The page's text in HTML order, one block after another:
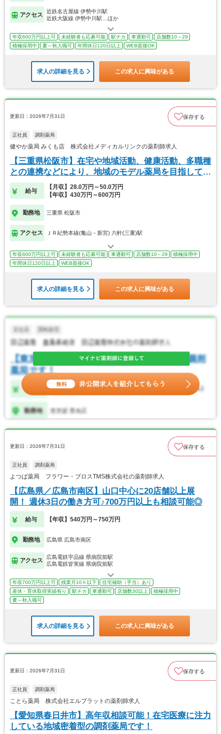
アクセス
近鉄名古屋線 伊勢中川駅
近鉄大阪線 伊勢中川駅…ほか
年収600万円以上可 未経験者も応募可能 駅チカ 車通勤可
店舗数10～29
積極採用中
夏～秋入職可 年間休日120日以上 WEB面接OK
求人の詳細を見る この求人に興味がある
更新日：2026年7月31日 保存する
正社員 調剤薬局
健やか薬局 みくも店 株式会社メディカルリンクの薬剤師求人
【三重県松阪市】在宅や地域活動、健康活動、多職種
との連携などにより、地域のモデル薬局を目指してい
ます
給与
【月収】28.0万円～50.0万円
【年収】430万円～600万円
勤務地 三重県 松阪市
アクセス ＪＲ紀勢本線(亀山－新宮) 六軒(三重)駅
年収600万円以上可 未経験者も応募可能 車通勤可 店舗数10～29
積極採用中
年間休日120日以上
WEB面接OK
求人の詳細を見る この求人に興味がある
更新日：2026年7月31日 保存する
正社員 調剤薬局
よつば薬局 フラワー・ブロスTMS株式会社の薬剤師求人
【広島県／広島市南区】山口中心に20店舗以上展
開！ 週休3日の働き方可♪700万円以上も相談可能◎
給与 【年収】540万円～750万円
勤務地 広島県 広島市南区
アクセス
広島電鉄宇品線 県病院前駅
広島電鉄皆実線 県病院前駅
年収700万円以上可 残業月10ｈ以下
住宅補助（手当）あり
産休・育休取得実績有り
駅チカ 車通勤可 店舗数30以上
積極採用中
夏～秋入職可
求人の詳細を見る この求人に興味がある
更新日：2026年7月31日 保存する
正社員 調剤薬局
ことら薬局 株式会社エルブラットの薬剤師求人
【愛知県春日井市】高年収相談可能！在宅医療に注力
している地域密着型の調剤薬局です！